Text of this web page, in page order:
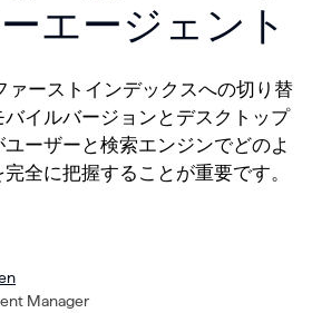
エージェント
ァーストインデックスへの切り替
バイルバージョンとデスクトップ
ーザーと検索エンジンでどのよ
全に把握することが重要です。
Manager